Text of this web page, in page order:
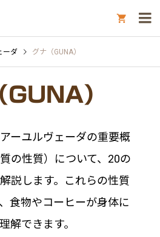

ーダ グナ（GUNA）
GUNA）
ーユルヴェーダの重要概
の性質）について、20の
説します。これらの性質
食物やコーヒーが身体に
解できます。